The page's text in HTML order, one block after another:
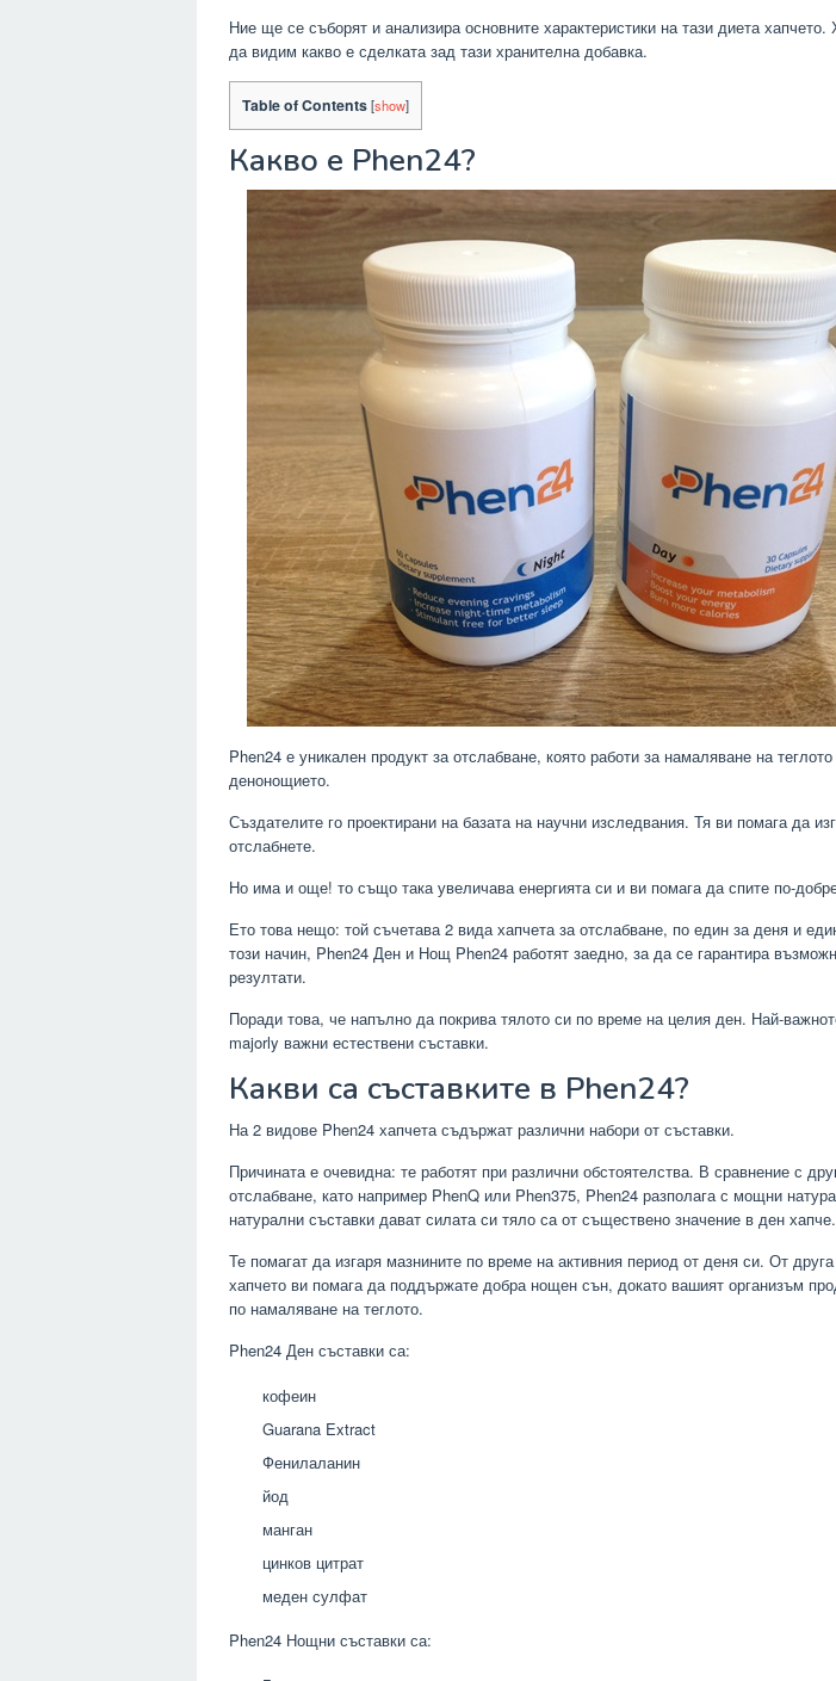
Ние ще се съборят и анализира основните характеристики на тази диета
да видим какво е сделката зад тази хранителна добавка.
Table of Contents[show]
Какво е Phen24?
Phen24 е уникален продукт за отслабване, която работи за намаляване на
денонощието.
Създателите го проектирани на базата на научни изследвания. Тя ви помага да
отслабнете.
Но има и още! то също така увеличава енергията си и ви помага да спите по-
Ето това нещо: той съчетава 2 вида хапчета за отслабване, по един за деня и
този начин, Phen24 Ден и Нощ Phen24 работят заедно, за да се гарантира
резултати.
Поради това, че напълно да покрива тялото си по време на целия ден. Най-
majorly важни естествени съставки.
Какви са съставките в Phen24?
На 2 видове Phen24 хапчета съдържат различни набори от съставки.
Причината е очевидна: те работят при различни обстоятелства. В сравнение с
отслабване, като например PhenQ или Phen375, Phen24 разполага с мощни
натурални съставки дават силата си тяло са от съществено значение в ден хапче.
Те помагат да изгаря мазнините по време на активния период от деня си. От
хапчето ви помага да поддържате добра нощен сън, докато вашият организъм
по намаляване на теглото.
Phen24 Ден съставки са:
кофеин
Guarana Extract
Фенилаланин
йод
манган
цинков цитрат
меден сулфат
Phen24 Нощни съставки са: